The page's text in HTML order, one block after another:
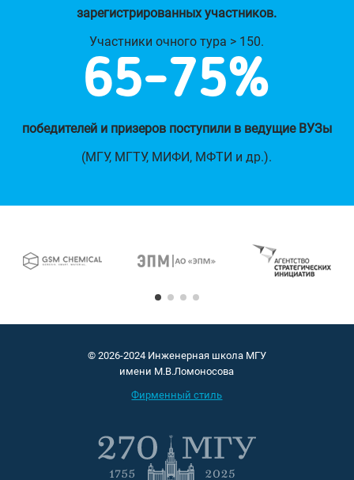
зарегистрированных участников.
Участники очного тура > 150.
65-75%
победителей и призеров поступили в ведущие ВУЗы
(МГУ, МГТУ, МИФИ, МФТИ и др.).
© 2026-2024 Инженерная школа МГУ
имени М.В.Ломоносова
Фирменный стиль